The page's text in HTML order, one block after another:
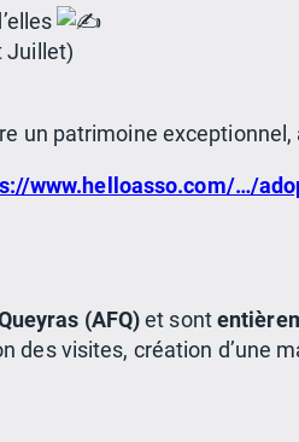
Juillet)
un patrimoine
www.helloasso.com/…/
(AFQ)et sont
des visites, création d’une